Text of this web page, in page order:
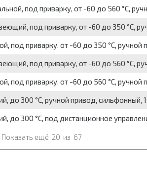
под приварку, от -60 до 560 °С,
под приварку, от -60 до 350 °С,
под приварку, от -60 до 350 °С, ручной
под приварку, от -60 до 560 °С,
под приварку, от -60 до 560 °С, ручной
до 300 °С, ручной привод, сильфонный,
до 300 °С, под дистанционное
Показать ещё 20 из 67